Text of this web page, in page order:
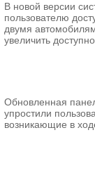
В новой версии
пользователю
двумя
увеличить
Обновленная
упростили
возникающие в